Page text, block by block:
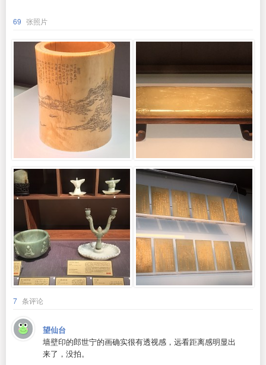
69 张照片
7 条评论
望仙台
墙壁印的郎世宁的画确实很有透视感，远看距离感明显出
来了，没拍。